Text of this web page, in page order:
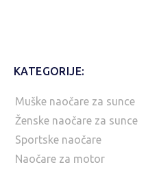
KATEGORIJE:
Muške naočare za sunce
Ženske naočare za sunce
Sportske naočare
Naočare za motor